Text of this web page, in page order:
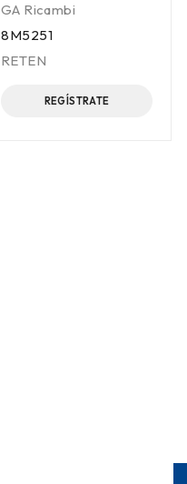
GA Ricambi
8M5251
RETEN
REGÍSTRATE